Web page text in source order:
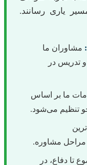
یاری رسانند.
مشاوران ما
تدریس در
ما بر اساس
تنظیم می‌شود.
مراحل مشاوره.
تا دفاع، در